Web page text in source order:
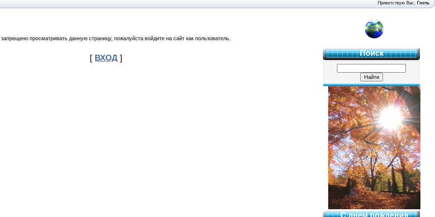
Приветствую Вас, Гость
просматривать данную страницу, пожалуйста войдите на сайт как пользователь.
[ ВХОД ]
4 "Б"
Поиск
С днем рождения